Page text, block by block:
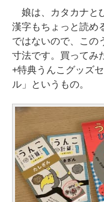
娘は、カタカナと
漢字もちょっと読め
ではないので、この
寸法です。買ってみ
+特典うんこグッズ
ル」というもの。